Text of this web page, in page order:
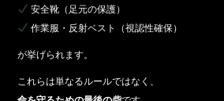
安全靴（足元の保護）
作業服・反射ベスト（視認性確保）
が挙げられます。
これらは単なるルールではなく、